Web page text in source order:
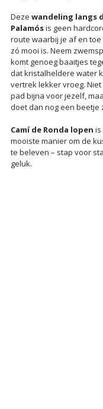
Deze wandeling langs
Palamós is geen
route waarbij je af en
zó mooi is. Neem
komt genoeg baaitjes
dat kristalheldere water
vertrek lekker vroeg.
pad bijna voor jezelf,
doet dan nog een beetje
Camí de Ronda lopen is
mooiste manier om de
te beleven – stap voor
geluk.